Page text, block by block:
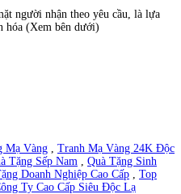
người nhận theo yêu cầu, là lựa
hóa (Xem bên dưới)
Mạ Vàng
Tranh Mạ Vàng 24K Độc
Tặng Sếp Nam
Quà Tặng Sinh
Doanh Nghiệp Cao Cấp
Top
Ty Cao Cấp Siêu Độc Lạ